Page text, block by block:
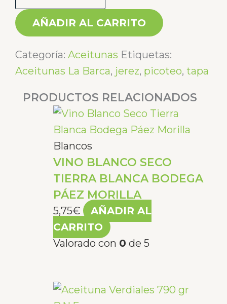
Aliñada
Natural
gr
P.N.E.
cantidad
AÑADIR AL CARRITO
Categoría: Aceitunas Etiquetas:
Aceitunas La Barca, jerez, picoteo, tapa
PRODUCTOS RELACIONADOS
Blancos
VINO BLANCO SECO
TIERRA BLANCA BODEGA
PÁEZ MORILLA
5,75€
AÑADIR AL
CARRITO
Valorado con 0 de 5